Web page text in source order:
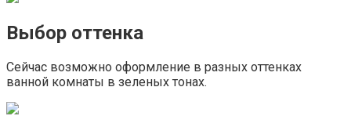
Выбор оттенка
Сейчас возможно оформление в разных оттенках
ванной комнаты в зеленых тонах.